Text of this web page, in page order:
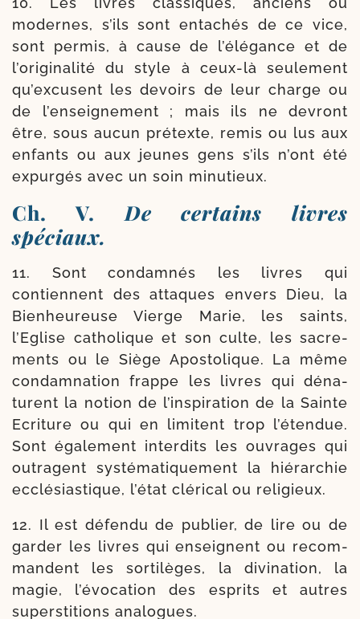
modernes, s’ils sont enta­chés de ce vice,
sont per­mis, à cause de l’élégance et de
l’originalité du style à ceux-​là seule­ment
qu’excusent les devoirs de leur charge ou
de l’enseignement ; mais ils ne devront
être, sous aucun pré­texte, remis ou lus aux
enfants ou aux jeunes gens s’ils n’ont été
expur­gés avec un soin minutieux.
Ch. V. De certains livres
spéciaux.
11. Sont condam­nés les livres qui
contiennent des attaques envers Dieu, la
Bienheureuse Vierge Marie, les saints,
l’Eglise catho­lique et son culte, les sacre­
ments ou le Siège Apostolique. La même
con­damnation frappe les livres qui déna­
turent la notion de l’inspira­tion de la Sainte
Ecriture ou qui en limitent trop l’étendue.
Sont éga­le­ment inter­dits les ouvrages qui
outragent sys­té­ma­ti­que­ment la hié­rar­chie
ecclé­sias­tique, l’état clé­ri­cal ou religieux.
12. Il est défen­du de publier, de lire ou de
gar­der les livres qui enseignent ou recom­
mandent les sor­ti­lèges, la divi­na­tion, la
magie, l’évocation des esprits et autres
super­sti­tions analogues.